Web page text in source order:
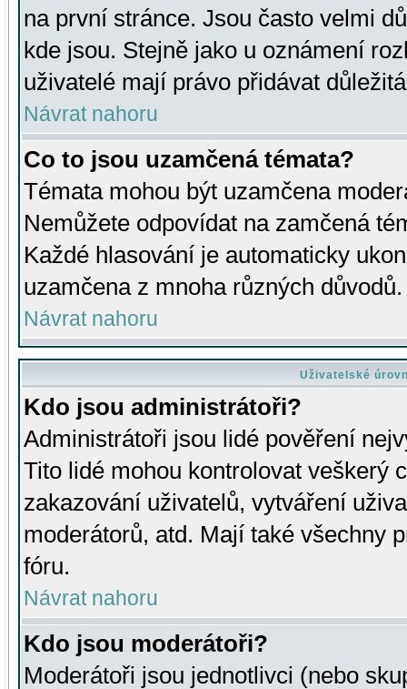
na první stránce. Jsou často velmi
kde jsou. Stejně jako u oznámení
uživatelé mají právo přidávat
Návrat nahoru
Co to jsou uzamčená témata?
Témata mohou být uzamčena
Nemůžete odpovídat na zamčená
Každé hlasování je automaticky
uzamčena z mnoha různých důvodů.
Návrat nahoru
Uživatelské
Kdo jsou administrátoři?
Administrátoři jsou lidé pověření
Tito lidé mohou kontrolovat veškerý
zakazování uživatelů, vytváření
moderátorů, atd. Mají také všechny
fóru.
Návrat nahoru
Kdo jsou moderátoři?
Moderátoři jsou jednotlivci (nebo